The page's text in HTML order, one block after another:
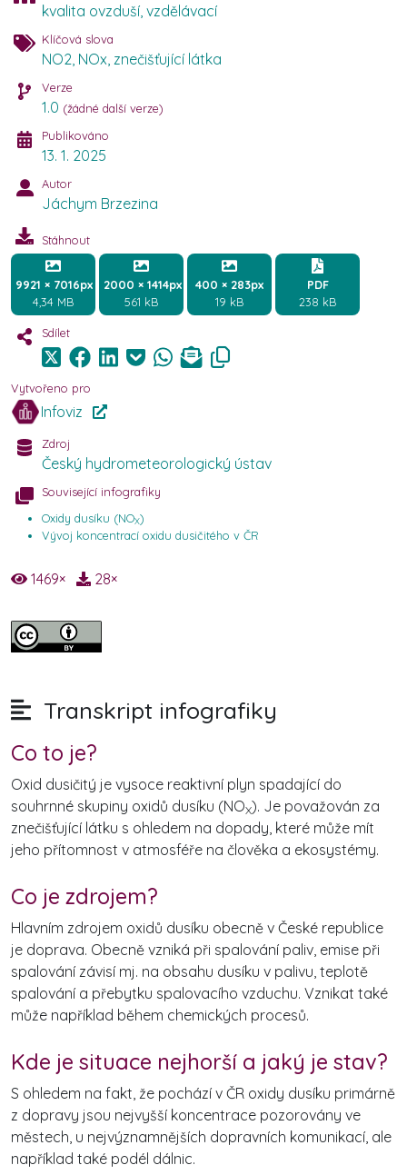
kvalita ovzduší vzdělávací
Klíčová slova
NO2 NOx znečišťující látka
Verze
1.0 (žádné další verze)
Publikováno
13. 1. 2025
Autor
Jáchym Brzezina
Stáhnout
9921 × 7016px
4,34 MB
2000 × 1414px
561 kB
400 × 283px
19 kB
PDF
238 kB
Sdílet
Vytvořeno pro
Infoviz
Zdroj
Český hydrometeorologický ústav
Související infografiky
Oxidy dusíku (NOX)
Vývoj koncentrací oxidu dusičitého v ČR
1469× 28×
Transkript infografiky
Co to je?
Oxid dusičitý je vysoce reaktivní plyn spadající do
souhrnné skupiny oxidů dusíku (NOX). Je považován za
znečišťující látku s ohledem na dopady, které může mít
jeho přítomnost v atmosféře na člověka a ekosystémy.
Co je zdrojem?
Hlavním zdrojem oxidů dusíku obecně v České republice
je doprava. Obecně vzniká při spalování paliv, emise při
spalování závisí mj. na obsahu dusíku v palivu, teplotě
spalování a přebytku spalovacího vzduchu. Vznikat také
může například během chemických procesů.
Kde je situace nejhorší a jaký je stav?
S ohledem na fakt, že pochází v ČR oxidy dusíku primárně
z dopravy jsou nejvyšší koncentrace pozorovány ve
městech, u nejvýznamnějších dopravních komunikací, ale
například také podél dálnic.